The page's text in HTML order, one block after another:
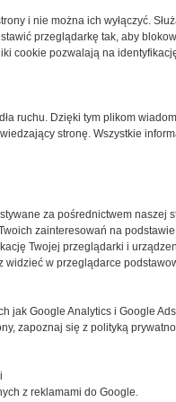
nr KRS:
146393437
Regulaminu.
do przechowywania
cookies stosujemy
poziomie,
potrzeb.
w Twoim
możesz
dotyczących
naszą
i nie można ich wyłączyć.
przeglądarkę tak, aby
cookie pozwalają na
ruchu. Dzięki tym plikom
stronę. Wszystkie
za pośrednictwem naszej
zainteresowań na
Twojej przeglądarki i
w przeglądarce
jak Google Analytics i Google
zapoznaj się z polityką
z reklamami do Google.